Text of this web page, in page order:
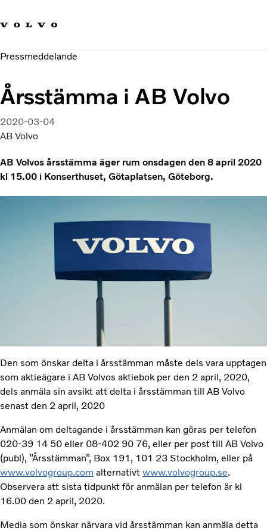
Hållbara transporter
Investerare
Pressmeddelande
Årsstämma i AB Volvo
2020-03-04
AB Volvo
AB Volvos årsstämma äger rum onsdagen den 8 april 2020
kl 15.00 i Konserthuset, Götaplatsen, Göteborg.
Den som önskar delta i årsstämman måste dels vara upptagen
som aktieägare i AB Volvos aktiebok per den 2 april, 2020,
dels anmäla sin avsikt att delta i årsstämman till AB Volvo
senast den 2 april, 2020
Anmälan om deltagande i årsstämman kan göras per telefon
020-39 14 50 eller 08-402 90 76, eller per post till AB Volvo
(publ), ”Årsstämman”, Box 191, 101 23 Stockholm, eller på
www.volvogroup.com alternativt www.volvogroup.se.
Observera att sista tidpunkt för anmälan per telefon är kl
16.00 den 2 april, 2020.
Media som önskar närvara vid årsstämman kan anmäla detta